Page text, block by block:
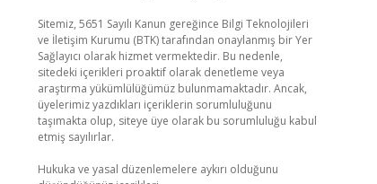
Sitemiz, 5651 Sayılı Kanun gereğince Bilgi Teknolojileri
ve İletişim Kurumu (BTK) tarafından onaylanmış bir Yer
Sağlayıcı olarak hizmet vermektedir. Bu nedenle,
sitedeki içerikleri proaktif olarak denetleme veya
araştırma yükümlülüğümüz bulunmamaktadır. Ancak,
üyelerimiz yazdıkları içeriklerin sorumluluğunu
taşımakta olup, siteye üye olarak bu sorumluluğu kabul
etmiş sayılırlar.
Hukuka ve yasal düzenlemelere aykırı olduğunu